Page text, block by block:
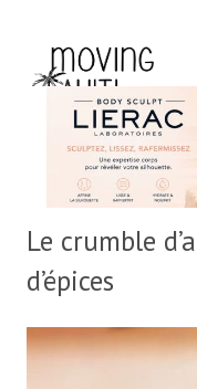
Le crumble
d’épices